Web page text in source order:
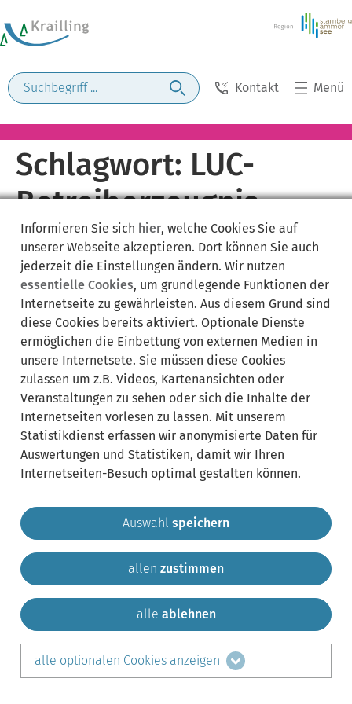
Kontakt Menü
Schlagwort: LUC-
Betreiberzeugnis
Gemeinde Krailling Impressum
Sitemap
Kontakt
teilen auf:
LinkedIn
Informieren Sie sich hier, welche Cookies Sie auf
unserer Webseite akzeptieren. Dort können Sie auch
jederzeit die Einstellungen ändern. Wir nutzen
essentielle Cookies, um grundlegende Funktionen der
Internetseite zu gewährleisten. Aus diesem Grund sind
diese Cookies bereits aktiviert. Optionale Dienste
ermöglichen die Einbettung von externen Medien in
unsere Internetsete. Sie müssen diese Cookies
zulassen um z.B. Videos, Kartenansichten oder
Veranstaltungen zu sehen oder sich die Inhalte der
Internetseiten vorlesen zu lassen. Mit unserem
Statistikdienst erfassen wir anonymisierte Daten für
Auswertungen und Statistiken, damit wir Ihren
Internetseiten-Besuch optimal gestalten können.
Auswahl speichern
allen zustimmen
alle ablehnen
alle optionalen Cookies anzeigen